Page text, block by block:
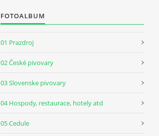
FOTOALBUM
01 Prazdroj
02 České pivovary
03 Slovenske pivovary
04 Hospody, restaurace, hotely atd
05 Cedule